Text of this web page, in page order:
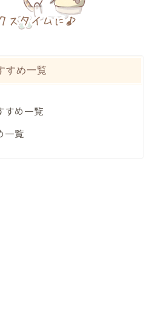
すめ一覧
すめ一覧
一覧